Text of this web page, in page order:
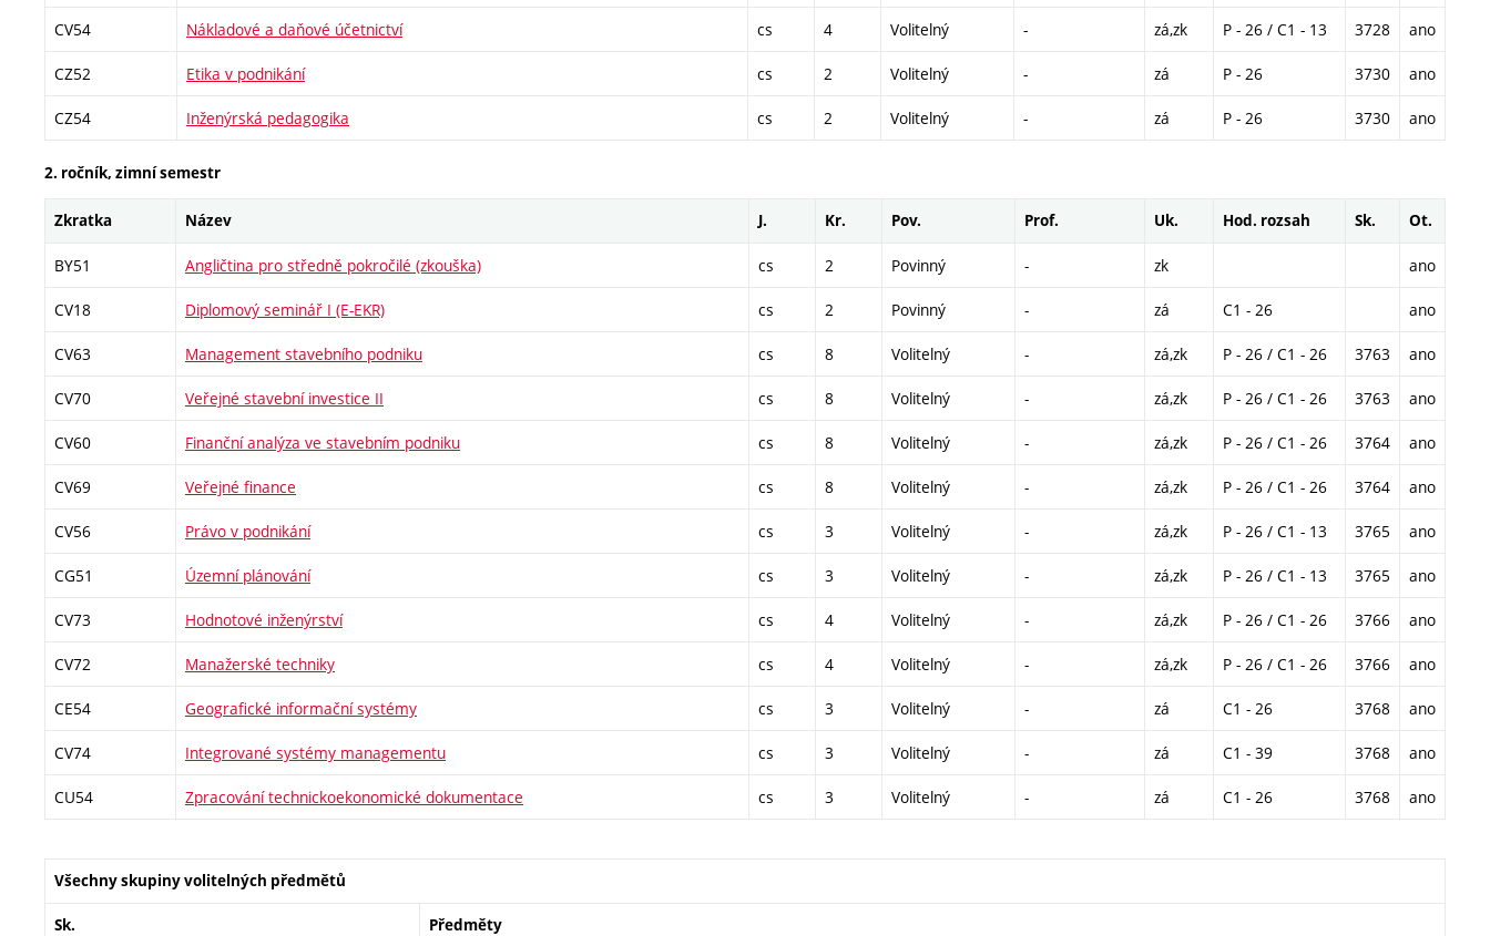
CV54 Nákladové a daňové účetnictví cs 4 Volitelný - zá,zk P - 26 / C1 - 13 3728 ano
CZ52 Etika v podnikání cs 2 Volitelný - zá P - 26 3730 ano
CZ54 Inženýrská pedagogika cs 2 Volitelný - zá P - 26 3730 ano
2. ročník, zimní semestr
Zkratka Název J. Kr. Pov. Prof. Uk. Hod. rozsah Sk. Ot.
BY51 Angličtina pro středně pokročilé (zkouška) cs 2 Povinný - zk ano
CV18 Diplomový seminář I (E-EKR) cs 2 Povinný - zá C1 - 26 ano
CV63 Management stavebního podniku cs 8 Volitelný - zá,zk P - 26 / C1 - 26 3763 ano
CV70 Veřejné stavební investice II cs 8 Volitelný - zá,zk P - 26 / C1 - 26 3763 ano
CV60 Finanční analýza ve stavebním podniku cs 8 Volitelný - zá,zk P - 26 / C1 - 26 3764 ano
CV69 Veřejné finance cs 8 Volitelný - zá,zk P - 26 / C1 - 26 3764 ano
CV56 Právo v podnikání cs 3 Volitelný - zá,zk P - 26 / C1 - 13 3765 ano
CG51 Územní plánování cs 3 Volitelný - zá,zk P - 26 / C1 - 13 3765 ano
CV73 Hodnotové inženýrství cs 4 Volitelný - zá,zk P - 26 / C1 - 26 3766 ano
CV72 Manažerské techniky cs 4 Volitelný - zá,zk P - 26 / C1 - 26 3766 ano
CE54 Geografické informační systémy cs 3 Volitelný - zá C1 - 26 3768 ano
CV74 Integrované systémy managementu cs 3 Volitelný - zá C1 - 39 3768 ano
CU54 Zpracování technickoekonomické dokumentace cs 3 Volitelný - zá C1 - 26 3768 ano
Všechny skupiny volitelných předmětů
Sk. Předměty